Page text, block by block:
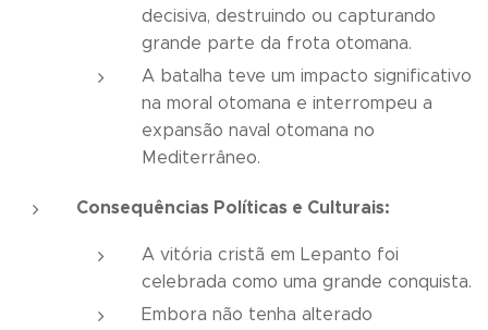
decisiva, destruindo ou capturando
grande parte da frota otomana.
A batalha teve um impacto significativo
na moral otomana e interrompeu a
expansão naval otomana no
Mediterrâneo.
Consequências Políticas e Culturais:
A vitória cristã em Lepanto foi
celebrada como uma grande conquista.
Embora não tenha alterado